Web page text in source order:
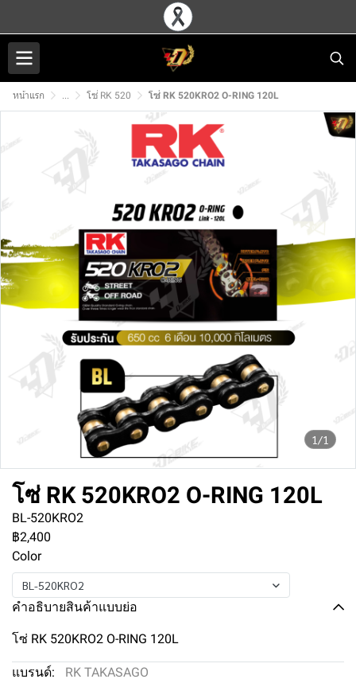
หน้าแรก ... โซ่ RK 520 โซ่ RK 520KRO2 O-RING 120L
1/1
โซ่ RK 520KRO2 O-RING 120L
BL-520KRO2
฿2,400
Color
BL-520KRO2
คำอธิบายสินค้าแบบย่อ
โซ่ RK 520KRO2 O-RING 120L
แบรนด์:
RK TAKASAGO